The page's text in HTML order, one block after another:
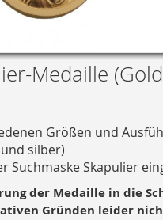
Medaille
Größen und
silber)
Suchmaske Skapulier
der Medaille in die
Gründen leider